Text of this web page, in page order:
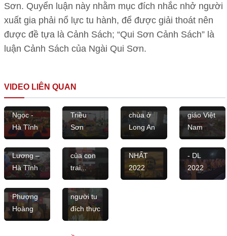
Sơn. Quyển luận này nhằm mục đích nhắc nhở người
xuất gia phải nổ lực tu hành, để được giải thoát nên
được đề tựa là Cảnh Sách; “Qui Sơn Cảnh Sách” là
luận Cảnh Sách của Ngài Qui Sơn.
VIDEO LIÊN QUAN
Lễ công
bố quyết
nhiệm
Yên Lạc
Ngọc -
Hà Tĩnh
Lễ rước
Phật,
khai mạc
Phật đản
thành
Triều
Sơn
Người
chùa ở
Long An
Hội thảo
Phật
giáo Hà
giáo Việt
Nam
khánh
thành
chùa
Lương –
Hà Tĩnh
tuổi hờn
tìm bố
mẹ và
cách giải
của con
trai...
Nhạc
Phật -LK
NHẠC
PHẬT
GIÁO
NHẤT
2022
tổ chức
đại lễ
Phật đản
- DL
2022
Lễ động
thổ xây
dựng
Phượng
Hoàng
Hòa
thượng
Thích
Minh
Thông
người tu
đích thực